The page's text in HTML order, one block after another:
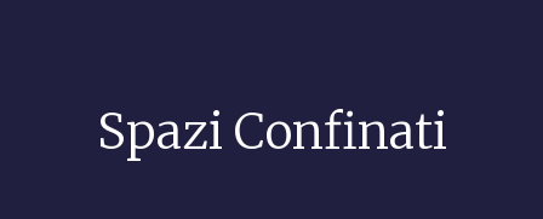
Spazi Confinati